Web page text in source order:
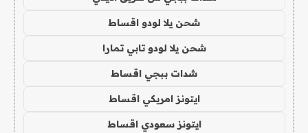
شحن يلا لودو اقساط
شحن يلا لودو تابي تمارا
شدات ببجي اقساط
ايتونز امريكي اقساط
ايتونز سعودي اقساط